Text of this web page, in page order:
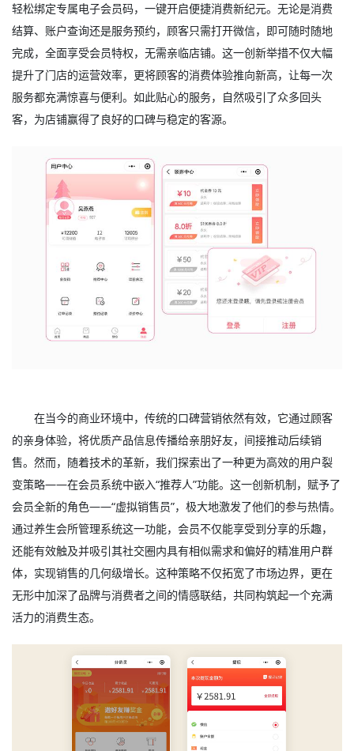
轻松绑定专属电子会员码，一键开启便捷消费新纪元。无论是消费
结算、账户查询还是服务预约，顾客只需打开微信，即可随时随地
完成，全面享受会员特权，无需亲临店铺。这一创新举措不仅大幅
提升了门店的运营效率，更将顾客的消费体验推向新高，让每一次
服务都充满惊喜与便利。如此贴心的服务，自然吸引了众多回头
客，为店铺赢得了良好的口碑与稳定的客源。
在当今的商业环境中，传统的口碑营销依然有效，它通过顾客
的亲身体验，将优质产品信息传播给亲朋好友，间接推动后续销
售。然而，随着技术的革新，我们探索出了一种更为高效的用户裂
变策略——在会员系统中嵌入“推荐人”功能。这一创新机制，赋予了
会员全新的角色——“虚拟销售员”，极大地激发了他们的参与热情。
通过养生会所管理系统这一功能，会员不仅能享受到分享的乐趣，
还能有效触及并吸引其社交圈内具有相似需求和偏好的精准用户群
体，实现销售的几何级增长。这种策略不仅拓宽了市场边界，更在
无形中加深了品牌与消费者之间的情感联结，共同构筑起一个充满
活力的消费生态。